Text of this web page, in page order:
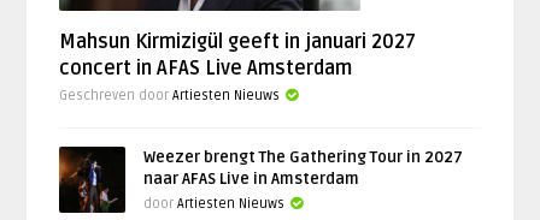
Mahsun Kirmizigül geeft in januari 2027
concert in AFAS Live Amsterdam
Geschreven doorArtiesten Nieuws
Weezer brengt The Gathering Tour in 2027
naar AFAS Live in Amsterdam
doorArtiesten Nieuws